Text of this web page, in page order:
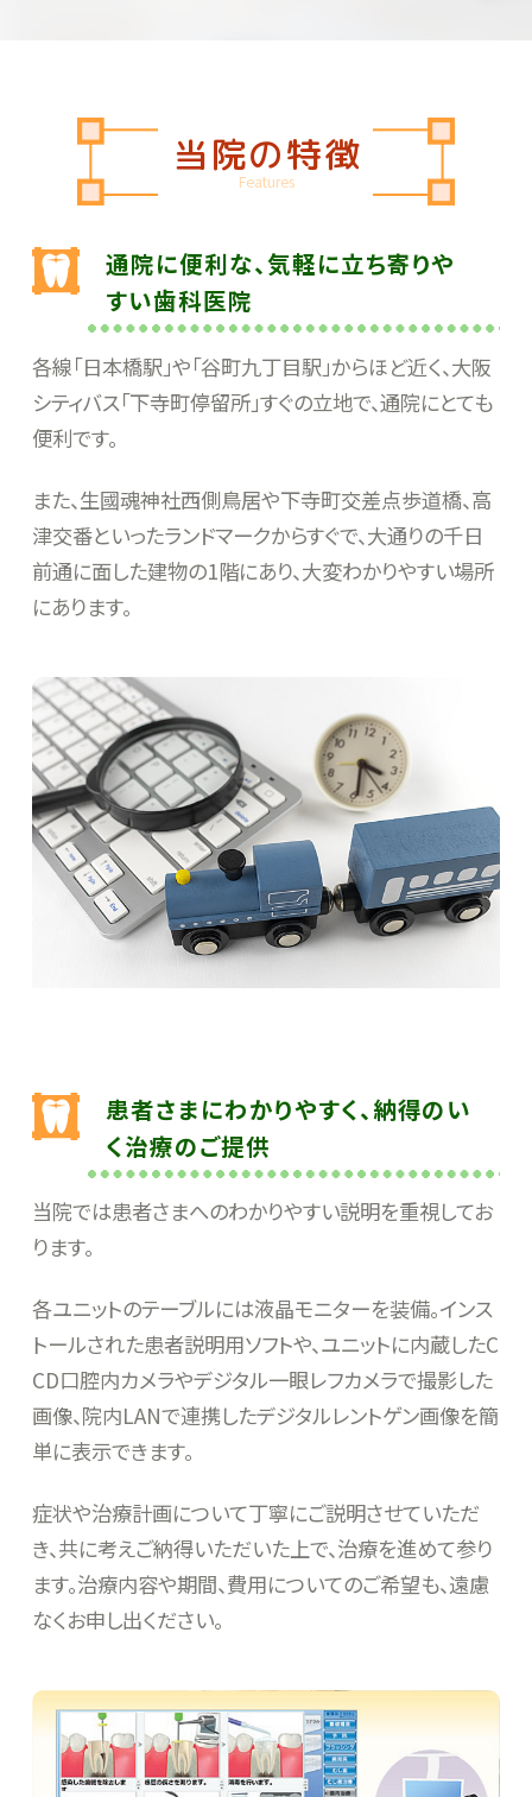
当院の特徴
Features
通院に便利な、気軽に立ち寄りや
すい歯科医院
各線「日本橋駅」や「谷町九丁目駅」からほど近く、大阪
シティバス「下寺町停留所」すぐの立地で、通院にとても
便利です。
また、生國魂神社西側鳥居や下寺町交差点歩道橋、高
津交番といったランドマークからすぐで、大通りの千日
前通に面した建物の1階にあり、大変わかりやすい場所
にあります。
患者さまにわかりやすく、納得のい
く治療のご提供
当院では患者さまへのわかりやすい説明を重視してお
ります。
各ユニットのテーブルには液晶モニターを装備。インス
トールされた患者説明用ソフトや、ユニットに内蔵したC
CD口腔内カメラやデジタル一眼レフカメラで撮影した
画像、院内LANで連携したデジタルレントゲン画像を簡
単に表示できます。
症状や治療計画について丁寧にご説明させていただ
き、共に考えご納得いただいた上で、治療を進めて参り
ます。治療内容や期間、費用についてのご希望も、遠慮
なくお申し出ください。